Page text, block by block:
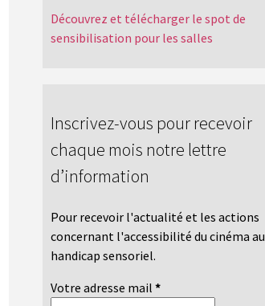
Découvrez et télécharger le spot de
sensibilisation pour les salles
Inscrivez-vous pour recevoir
chaque mois notre lettre
d’information
Pour recevoir l'actualité et les actions
concernant l'accessibilité du cinéma au
handicap sensoriel.
Votre adresse mail *